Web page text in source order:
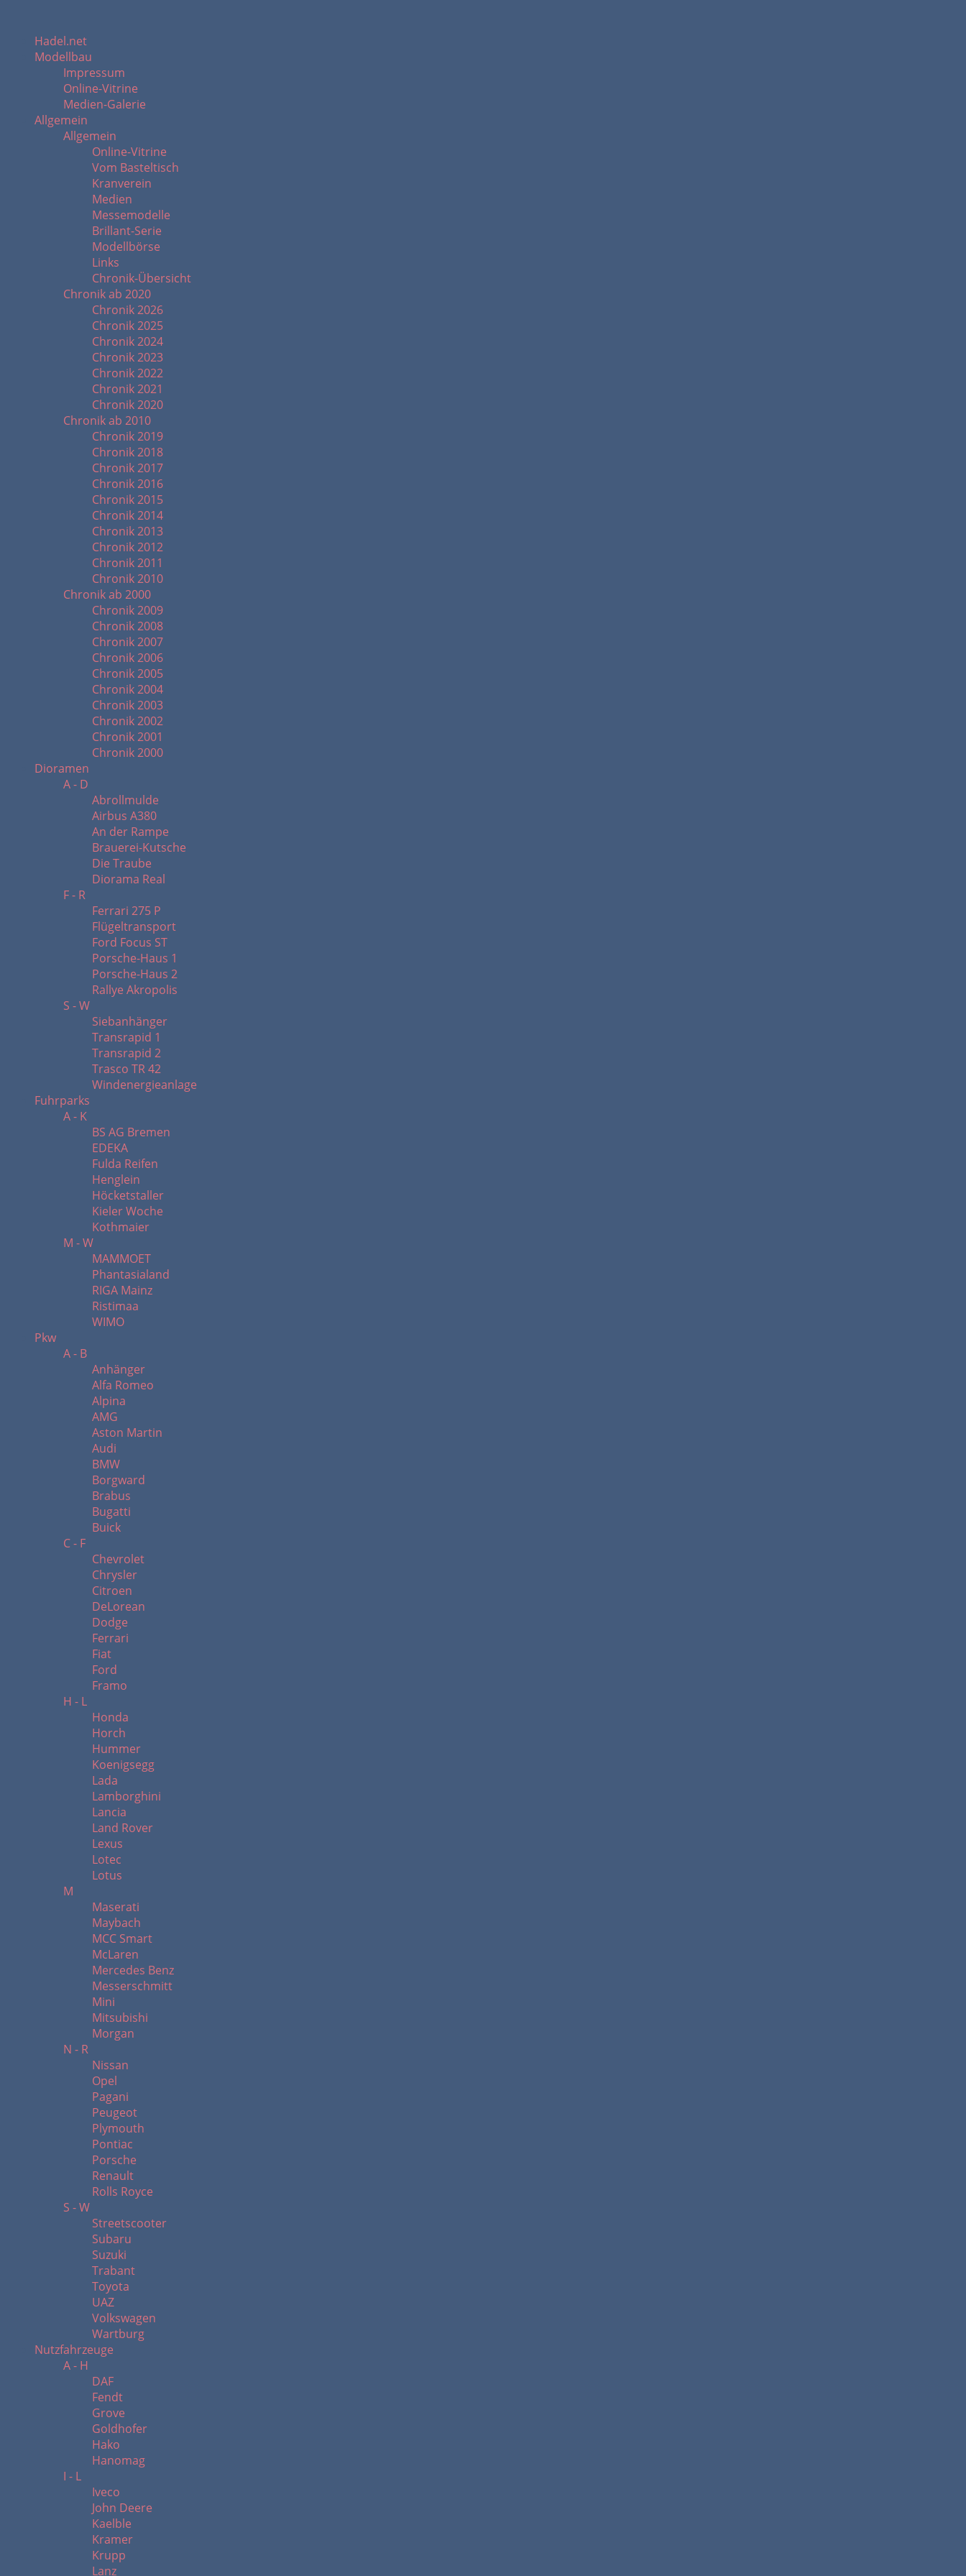
Hadel.net
Modellbau
Impressum
Online-Vitrine
Medien-Galerie
Allgemein
Allgemein
Online-Vitrine
Vom Basteltisch
Kranverein
Medien
Messemodelle
Brillant-Serie
Modellbörse
Links
Chronik-Übersicht
Chronik ab 2020
Chronik 2026
Chronik 2025
Chronik 2024
Chronik 2023
Chronik 2022
Chronik 2021
Chronik 2020
Chronik ab 2010
Chronik 2019
Chronik 2018
Chronik 2017
Chronik 2016
Chronik 2015
Chronik 2014
Chronik 2013
Chronik 2012
Chronik 2011
Chronik 2010
Chronik ab 2000
Chronik 2009
Chronik 2008
Chronik 2007
Chronik 2006
Chronik 2005
Chronik 2004
Chronik 2003
Chronik 2002
Chronik 2001
Chronik 2000
Dioramen
A - D
Abrollmulde
Airbus A380
An der Rampe
Brauerei-Kutsche
Die Traube
Diorama Real
F - R
Ferrari 275 P
Flügeltransport
Ford Focus ST
Porsche-Haus 1
Porsche-Haus 2
Rallye Akropolis
S - W
Siebanhänger
Transrapid 1
Transrapid 2
Trasco TR 42
Windenergieanlage
Fuhrparks
A - K
BS AG Bremen
EDEKA
Fulda Reifen
Henglein
Höcketstaller
Kieler Woche
Kothmaier
M - W
MAMMOET
Phantasialand
RIGA Mainz
Ristimaa
WIMO
Pkw
A - B
Anhänger
Alfa Romeo
Alpina
AMG
Aston Martin
Audi
BMW
Borgward
Brabus
Bugatti
Buick
C - F
Chevrolet
Chrysler
Citroen
DeLorean
Dodge
Ferrari
Fiat
Ford
Framo
H - L
Honda
Horch
Hummer
Koenigsegg
Lada
Lamborghini
Lancia
Land Rover
Lexus
Lotec
Lotus
M
Maserati
Maybach
MCC Smart
McLaren
Mercedes Benz
Messerschmitt
Mini
Mitsubishi
Morgan
N - R
Nissan
Opel
Pagani
Peugeot
Plymouth
Pontiac
Porsche
Renault
Rolls Royce
S - W
Streetscooter
Subaru
Suzuki
Trabant
Toyota
UAZ
Volkswagen
Wartburg
Nutzfahrzeuge
A - H
DAF
Fendt
Grove
Goldhofer
Hako
Hanomag
I - L
Iveco
John Deere
Kaelble
Kramer
Krupp
Lanz